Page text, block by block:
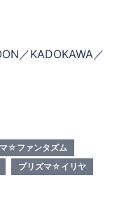
／KADOKAWA／
☆ファンタズム
プリズマ☆イリヤ